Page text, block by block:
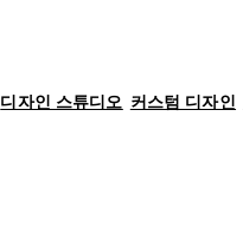
디자인 스튜디오 커스텀 디자인